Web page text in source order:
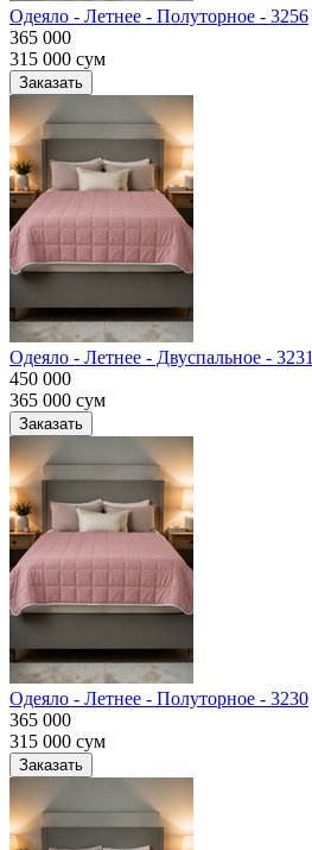
Одеяло - Летнее - Полуторное - 3256
365 000
315 000 сум
Заказать
Одеяло - Летнее - Двуспальное - 3231
450 000
365 000 сум
Заказать
Одеяло - Летнее - Полуторное - 3230
365 000
315 000 сум
Заказать